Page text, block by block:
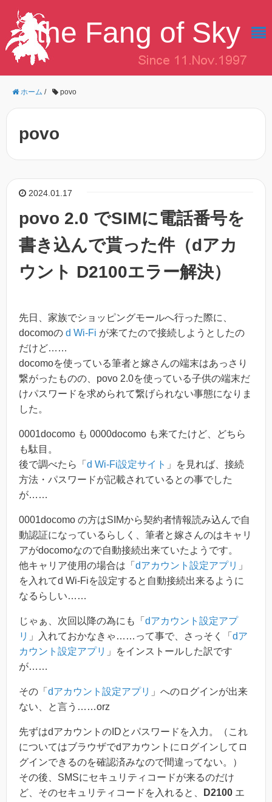
the Fang of Sky
ホーム / povo
povo
2024.01.17
povo 2.0 でSIMに電話番号を
書き込んで貰った件（dアカ
ウント D2100エラー解決）
先日、家族でショッピングモールへ行った際に、
docomoの d Wi-Fi が来てたので接続しようとしたの
だけど……
docomoを使っている筆者と嫁さんの端末はあっさり
繋がったものの、povo 2.0を使っている子供の端末だ
けパスワードを求められて繋げられない事態になりま
した。
0001docomo も 0000docomo も来てたけど、どちら
も駄目。
後で調べたら「 d Wi-Fi設定サイト 」を見れば、接続
方法・パスワードが記載されているとの事でした
が……
0001docomo の方はSIMから契約者情報読み込んで自
動認証になっているらしく、筆者と嫁さんのはキャリ
アがdocomoなので自動接続出来ていたようです。
他キャリア使用の場合は「 dアカウント設定アプリ 」
を入れてd Wi-Fiを設定すると自動接続出来るように
なるらしい……
じゃぁ、次回以降の為にも「 dアカウント設定アプ
リ 」入れておかなきゃ……って事で、さっそく「 dア
カウント設定アプリ 」をインストールした訳です
が……
その「 dアカウント設定アプリ 」へのログインが出来
ない、と言う……orz
先ずはdアカウントのIDとパスワードを入力。（これ
についてはブラウザでdアカウントにログインしてロ
グインできるのを確認済みなので間違ってない。）
その後、SMSにセキュリティコードが来るのだけ
ど、そのセキュリティコードを入れると、
D2100 エ